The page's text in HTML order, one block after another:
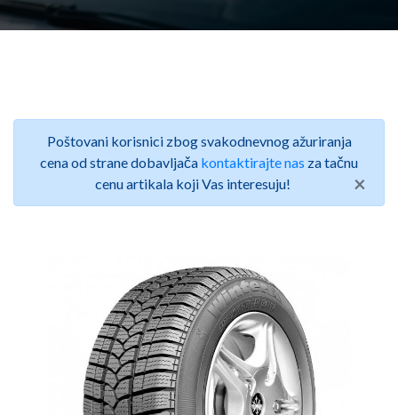
Poštovani korisnici zbog svakodnevnog ažuriranja
cena od strane dobavljača kontaktirajte nas za tačnu
cenu artikala koji Vas interesuju!
×